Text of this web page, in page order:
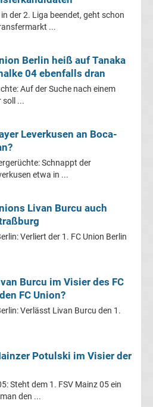
der 2. Liga beendet, geht schon
...
Berlin heiß auf Tanaka
04 ebenfalls dran
Auf der Suche nach einem
soll ...
Leverkusen an Boca-
Schnappt der
etwa in ...
Livan Burcu auch
Verliert der 1. FC Union Berlin
Burcu im Visier des FC
FC Union?
Verlässt Livan Burcu den 1.
Potulski im Visier der
Steht dem 1. FSV Mainz 05 ein
den ...